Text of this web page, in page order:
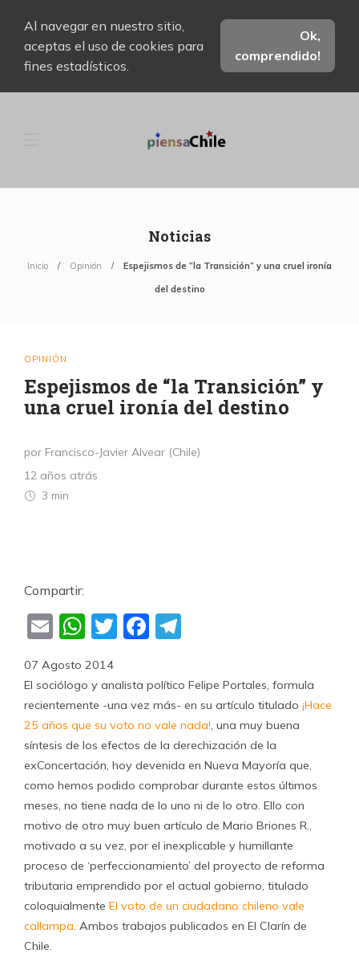
Al navegar en nuestro sitio,
aceptas el uso de cookies para
fines estadísticos.
Ok,
comprendido!
Noticias
Inicio Opinión Espejismos de “la Transición” y una cruel ironía
del destino
OPINIÓN
Espejismos de “la Transición” y
una cruel ironía del destino
por Francisco-Javier Alvear (Chile)
12 años atrás
3 min
Compartir:
EmailWhatsApp
TwitterFacebook
07 Agosto 2014
El sociólogo y analista político Felipe Portales, formula
recientemente -una vez más- en su artículo titulado ¡Hace
25 años que su voto no vale nada!, una muy buena
síntesis de los efectos de la derechización de la
exConcertación, hoy devenida en Nueva Mayoría que,
como hemos podido comprobar durante estos últimos
meses, no tiene nada de lo uno ni de lo otro. Ello con
motivo de otro muy buen artículo de Mario Briones R.,
motivado a su vez, por el inexplicable y humillante
proceso de ‘perfeccionamiento’ del proyecto de reforma
tributaria emprendido por el actual gobierno, titulado
coloquialmente El voto de un ciudadano chileno vale
callampa. Ambos trabajos publicados en El Clarín de
Chile.